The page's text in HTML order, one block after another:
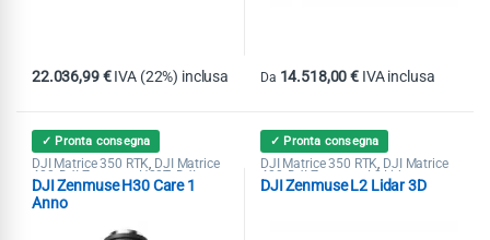
22.036,99€ IVA (22%) inclusa Da 14.518,00€ IVA inclusa
Questo prodotto ha più varianti.
✓ Pronta consegna
DJI Matrice 350 RTK, DJI Matrice
400 ,DJI Zenmuse H20T DJI
Zenmuse H30
DJI Zenmuse H30 Care 1
Anno
✓ Pronta consegna
DJI Matrice 350 RTK, DJI Matrice
400 ,DJI Zenmuse L2 Lidar
DJI Zenmuse L2 Lidar 3D